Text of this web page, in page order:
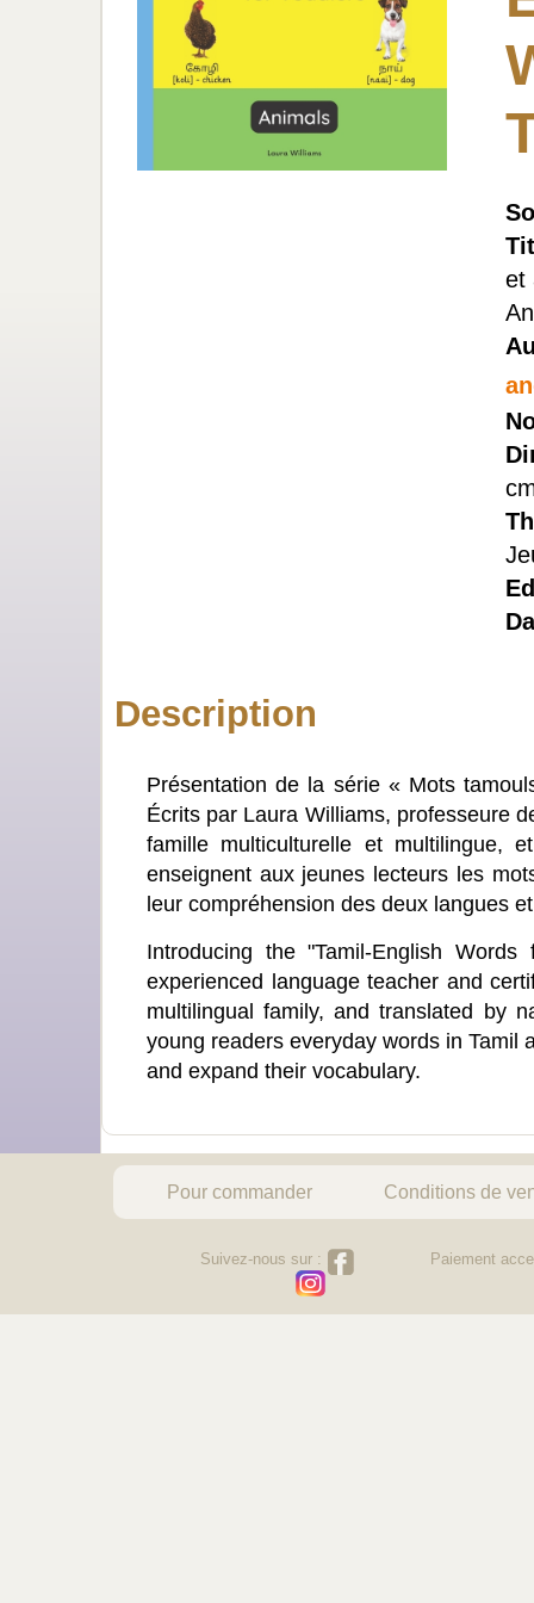
et
Description
Présentation de la série « Mots
Écrits par Laura Williams, professeure
famille multiculturelle et multilingue,
enseignent aux jeunes lecteurs les
leur compréhension des deux langues
Introducing the "Tamil-English
experienced language teacher and
multilingual family, and translated by
young readers everyday words in Tamil
and expand their vocabulary.
Pour commander Conditions de
Suivez-nous sur : Paiement